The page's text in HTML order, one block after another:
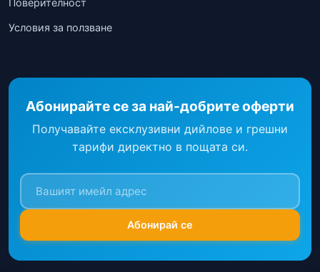
Поверителност
Условия за ползване
Абонирайте се за най-добрите оферти
Получавайте ексклузивни дийлове и грешни
тарифи директно в пощата си.
Абонирай се